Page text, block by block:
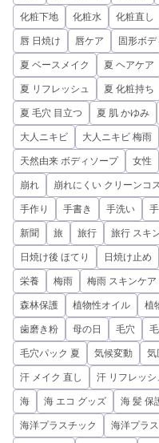
化粧下地 化粧水 化粧直し
唇 日焼け 唇ケア 固形ボ
夏 ベースメイク 夏 ヘアケア
夏 リフレッシュ 夏 化粧持ち
夏 毛穴 目立つ 夏 肌 かゆみ
大人ニキビ 大人ニキビ 梅雨
天然由来 ボディソープ 女性
崩れ 崩れにくい クリーンコ
手作り 手書き 手洗い
新聞 旅 旅行 旅行 スキ
日焼け後 ほてり 日焼け止め
栄養 梅雨 梅雨 スキンケア
森林保護 植物性オイル 植
歯磨き粉 母の日 毛穴
毛穴パック 夏 気候変動 気
汗 メイク 直し 汗 リフレッシ
海 海 エコ グッズ 海 髪 保
海洋プラスチック 海洋プラ